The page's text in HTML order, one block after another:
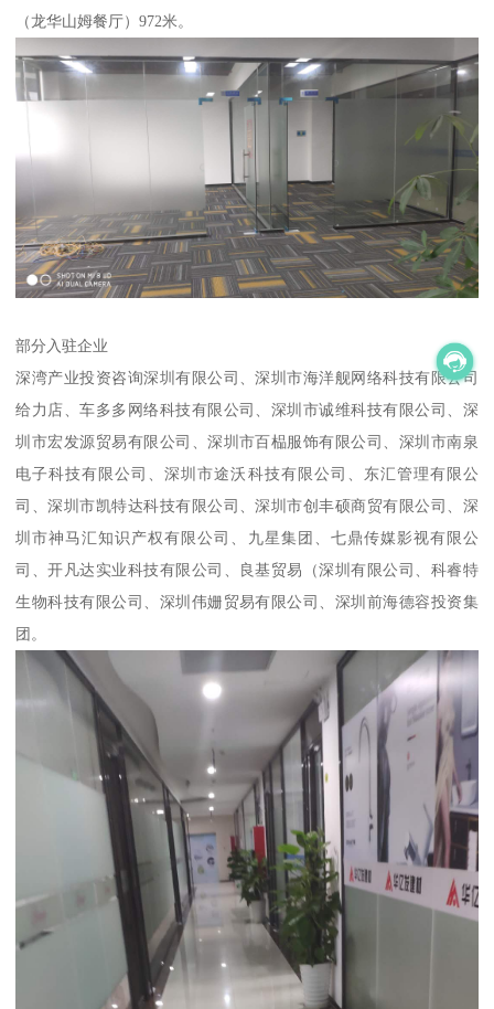
（龙华山姆餐厅）972米。
部分入驻企业
深湾产业投资咨询深圳有限公司、深圳市海洋舰网络科技有限公司
给力店、车多多网络科技有限公司、深圳市诚维科技有限公司、深
圳市宏发源贸易有限公司、深圳市百榀服饰有限公司、深圳市南泉
电子科技有限公司、深圳市途沃科技有限公司、东汇管理有限公
司、深圳市凯特达科技有限公司、深圳市创丰硕商贸有限公司、深
圳市神马汇知识产权有限公司、九星集团、七鼎传媒影视有限公
司、开凡达实业科技有限公司、良基贸易（深圳有限公司、科睿特
生物科技有限公司、深圳伟姗贸易有限公司、深圳前海德容投资集
团。